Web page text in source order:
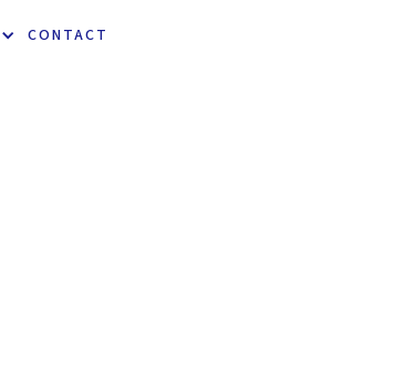
CONTACT